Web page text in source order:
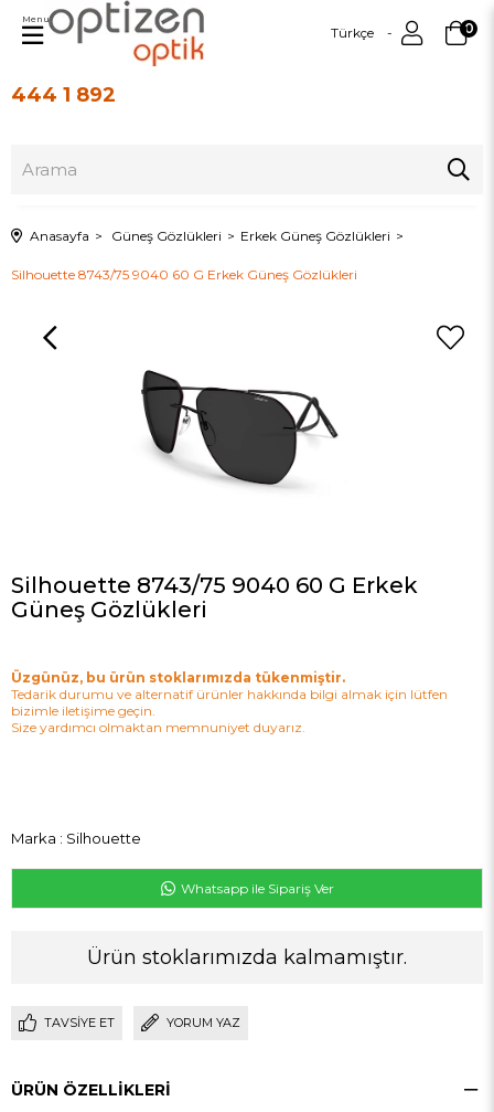
444 1 892
Türkçe 0
Menu
Anasayfa Güneş Gözlükleri Erkek Güneş Gözlükleri
Silhouette 8743/75 9040 60 G Erkek Güneş Gözlükleri
Silhouette 8743/75 9040 60 G Erkek
Güneş Gözlükleri
Üzgünüz, bu ürün stoklarımızda tükenmiştir.
Tedarik durumu ve alternatif ürünler hakkında bilgi almak için lütfen
bizimle iletişime geçin.
Size yardımcı olmaktan memnuniyet duyarız.
Marka : Silhouette
Whatsapp ile Sipariş Ver
Ürün stoklarımızda kalmamıştır.
TAVSIYE ET YORUM YAZ
ÜRÜN ÖZELLIKLERI